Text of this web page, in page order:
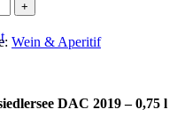
Wein & Aperitif
DAC 2019 – 0,75 l